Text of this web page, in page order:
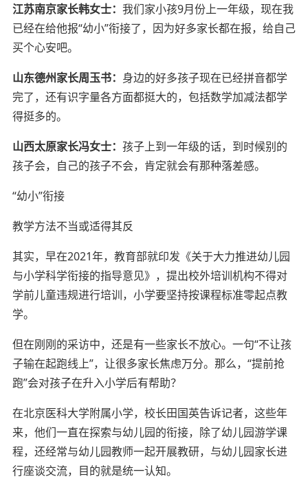
江苏南京家长韩女士： 我们家小孩9月份上一年级，现在我
已经在给他报“幼小”衔接了，因为好多家长都在报，给自己
买个心安吧。
山东德州家长周玉书： 身边的好多孩子现在已经拼音都学
完了，还有识字量各方面都挺大的，包括数学加减法都学
得挺多的。
山西太原家长冯女士： 孩子上到一年级的话，到时候别的
孩子会，自己的孩子不会，肯定就会有那种落差感。
“幼小”衔接
教学方法不当或适得其反
其实，早在2021年，教育部就印发《关于大力推进幼儿园
与小学科学衔接的指导意见》，提出校外培训机构不得对
学前儿童违规进行培训，小学要坚持按课程标准零起点教
学。
但在刚刚的采访中，还是有一些家长不放心。一句“不让孩
子输在起跑线上”，让很多家长焦虑万分。那么，“提前抢
跑”会对孩子在升入小学后有帮助？
在北京医科大学附属小学，校长田国英告诉记者，这些年
来，他们一直在探索与幼儿园的衔接，除了幼儿园游学课
程，还经常与幼儿园教师一起开展教研，与幼儿园家长进
行座谈交流，目的就是统一认知。